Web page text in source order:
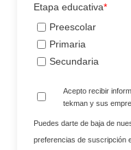
Etapa educativa*
Preescolar
Primaria
Secundaria
Acepto recibir
tekman y sus
Puedes darte de baja de
preferencias de suscripción